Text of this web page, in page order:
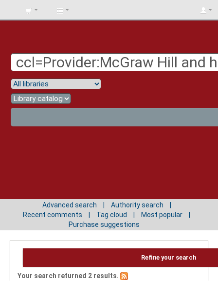
BIBLIOTECA
Advanced search
Authority search
Recent comments
Tag cloud
Most popular
Purchase suggestions
Refine your search
Your search returned 2 results.